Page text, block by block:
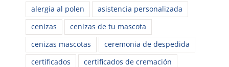
alergia al polen
asistencia personalizada
cenizas
cenizas de tu mascota
cenizas mascotas
ceremonia de despedida
certificados
certificados de cremación